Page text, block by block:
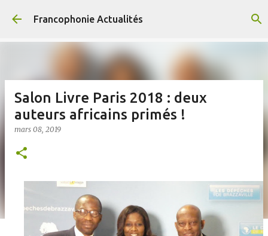
Accéder au contenu principal
Francophonie Actualités
Salon Livre Paris 2018 : deux
auteurs africains primés !
mars 08, 2019